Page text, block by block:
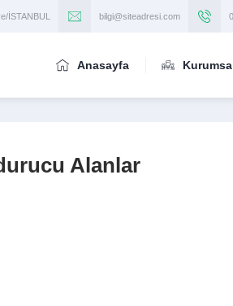
İSTANBUL bilgi@siteadresi.com
Anasayfa
Alanlar